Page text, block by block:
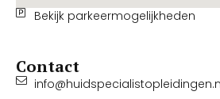
Bekijk parkeermogelijkheden
Contact